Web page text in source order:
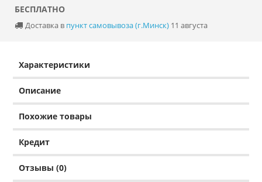
БЕСПЛАТНО
Доставка в пункт самовывоза (г.Минск) 11 августа
Характеристики
Описание
Похожие товары
Кредит
Отзывы (0)